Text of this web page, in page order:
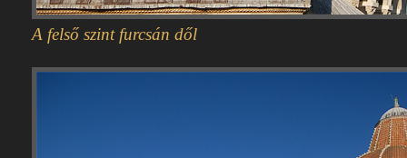
A felső szint furcsán dől